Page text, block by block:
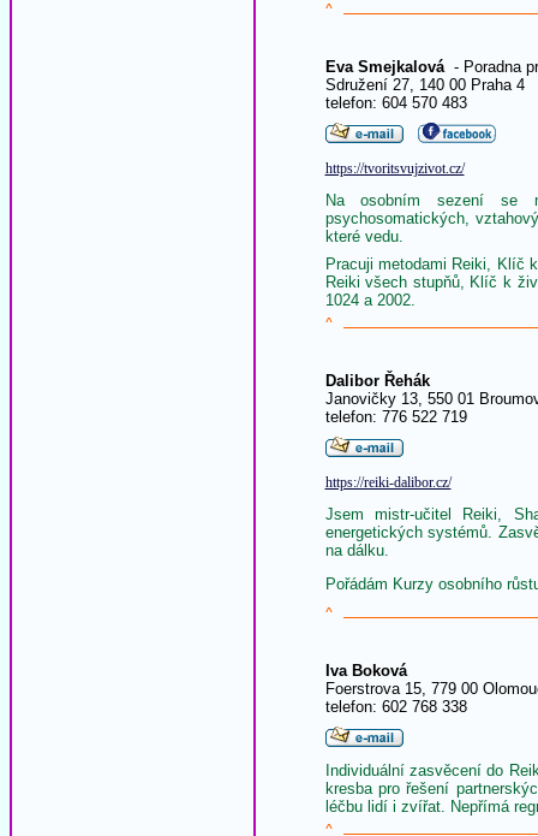
^
Eva Smejkalová- Poradna
Sdružení 27, 140 00 Praha 4
telefon: 604 570 483
https://tvoritsvujzivot.cz/
Na osobním sezení se
psychosomatických,
které vedu.
Pracuji metodami Reiki, Klíč
Reiki všech stupňů, Klíč k
1024 a 2002.
^
Dalibor Řehák
Janovičky 13, 550 01
telefon: 776 522 719
https://reiki-dalibor.cz/
Jsem mistr-učitel Reiki,
energetických systémů.
na dálku.
Pořádám Kurzy osobního
^
Iva Boková
Foerstrova 15, 779 00
telefon: 602 768 338
Individuální zasvěcení do
kresba pro řešení
léčbu lidí i zvířat. Nepřímá
^